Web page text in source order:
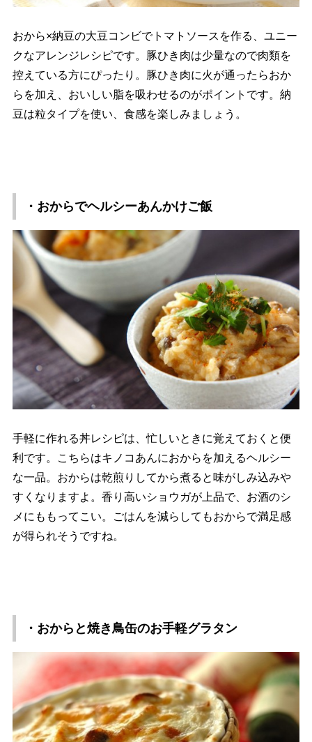
おから×納豆の大豆コンビでトマトソースを作る、ユニー
クなアレンジレシピです。豚ひき肉は少量なので肉類を
控えている方にぴったり。豚ひき肉に火が通ったらおか
らを加え、おいしい脂を吸わせるのがポイントです。納
豆は粒タイプを使い、食感を楽しみましょう。
・おからでヘルシーあんかけご飯
手軽に作れる丼レシピは、忙しいときに覚えておくと便
利です。こちらはキノコあんにおからを加えるヘルシー
な一品。おからは乾煎りしてから煮ると味がしみ込み
すくなりますよ。香り高いショウガが上品で、お酒のシ
メにももってこい。ごはんを減らしてもおからで満足感
が得られそうですね。
・おからと焼き鳥缶のお手軽グラタン